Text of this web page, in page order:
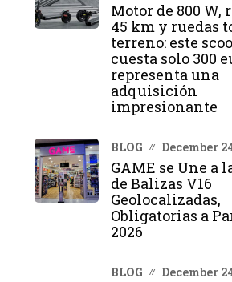
Motor de 800 W,
45 km y ruedas
terreno: este
cuesta solo 300
representa una
adquisición
impresionante
BLOG December
GAME se Une a
de Balizas V16
Geolocalizadas,
Obligatorias a
2026
BLOG December